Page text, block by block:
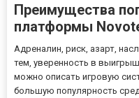
Преимущества
платформы
Адреналин, риск, азарт,
тем, уверенность в
можно описать игровую
большую популярность